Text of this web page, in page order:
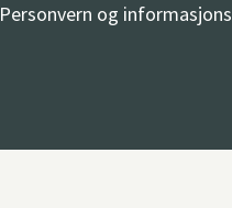
Personvern og